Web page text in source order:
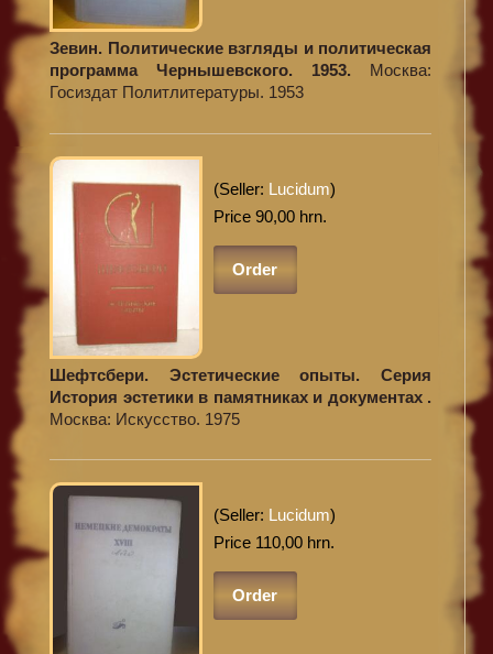
Зевин. Политические взгляды и политическая
программа Чернышевского. 1953. Москва:
Госиздат Политлитературы. 1953
(Seller: Lucidum)
Price 90,00 hrn.
Order
Шефтсбери. Эстетические опыты. Серия
История эстетики в памятниках и документах .
Москва: Искусство. 1975
(Seller: Lucidum)
Price 110,00 hrn.
Order